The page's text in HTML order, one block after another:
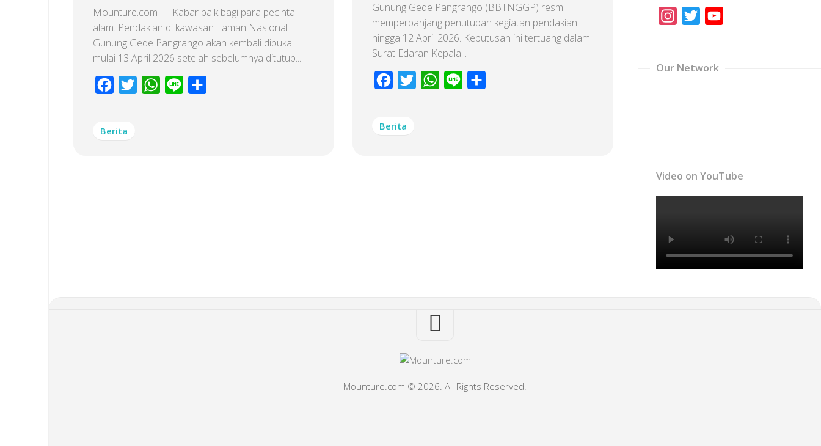
Mounture.com — Kabar baik bagi para pecinta
alam. Pendakian di kawasan Taman Nasional
Gunung Gede Pangrango akan kembali dibuka
mulai 13 April 2026 setelah sebelumnya ditutup...
Facebook
Twitter WhatsApp
Line
Berita
Gunung Gede Pangrango (BBTNGGP) resmi
memperpanjang penutupan kegiatan pendakian
hingga 12 April 2026. Keputusan ini tertuang dalam
Surat Edaran Kepala...
Facebook
Twitter WhatsApp
Line
Berita
Instagram
Twitter
Our Network
Video on YouTube
Mounture.com © 2026. All Rights Reserved.